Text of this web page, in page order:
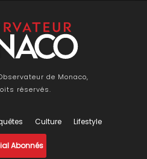
de Monaco,
réservés.
Culture Lifestyle
Abonnés